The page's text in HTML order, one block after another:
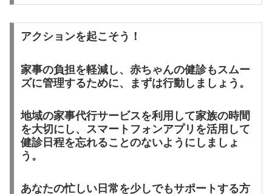
アクションを起こそう！
家事の負担を軽減し、赤ちゃんの健診もスムー
ズに管理するために、まずは行動しましょう。
地域の家事代行サービスを利用して家族の時間
を大切にし、
スマートフォンアプリ を活用して
健診日程を忘れることのないようにしましょ
う。
あなたの忙しい日常を少しでもサポートする方